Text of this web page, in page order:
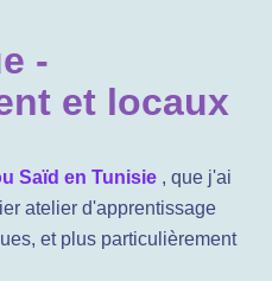
-
et locaux
Saïd en Tunisie , que j'ai
atelier d'apprentissage
et plus particulièrement